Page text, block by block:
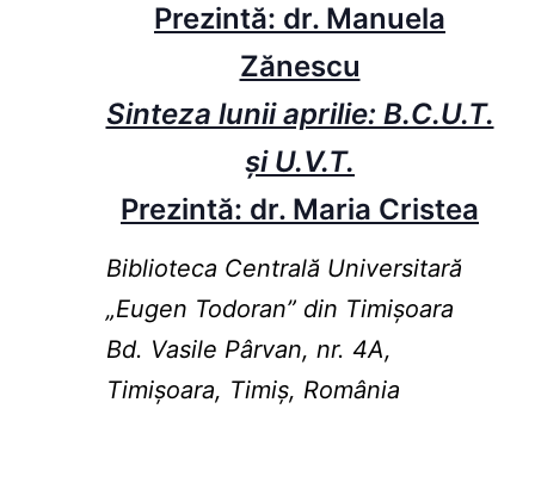
Prezintă: dr. Manuela
Zănescu
Sinteza lunii aprilie: B.C.U.T.
și U.V.T.
Prezintă: dr. Maria Cristea
Biblioteca Centrală Universitară
„Eugen Todoran” din Timişoara
Bd. Vasile Pârvan, nr. 4A,
Timișoara, Timiș, România